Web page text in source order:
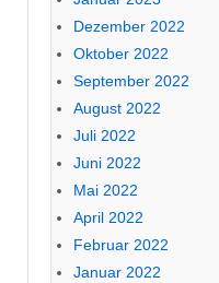
Dezember 2022
Oktober 2022
September 2022
August 2022
Juli 2022
Juni 2022
Mai 2022
April 2022
Februar 2022
Januar 2022